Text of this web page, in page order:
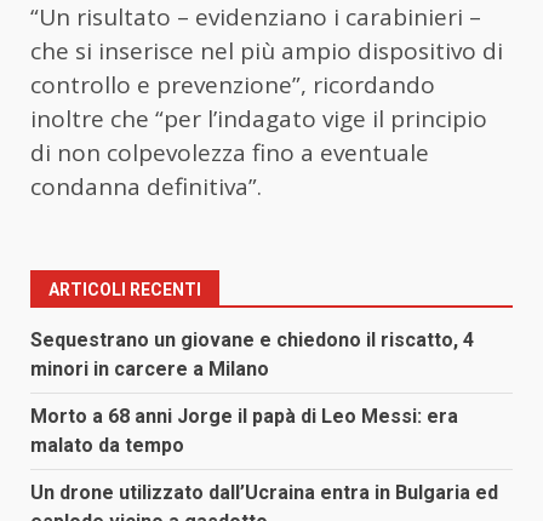
“Un risultato – evidenziano i carabinieri –
che si inserisce nel più ampio dispositivo di
controllo e prevenzione”, ricordando
inoltre che “per l’indagato vige il principio
di non colpevolezza fino a eventuale
condanna definitiva”.
ARTICOLI RECENTI
Sequestrano un giovane e chiedono il riscatto, 4
minori in carcere a Milano
Morto a 68 anni Jorge il papà di Leo Messi: era
malato da tempo
Un drone utilizzato dall’Ucraina entra in Bulgaria ed